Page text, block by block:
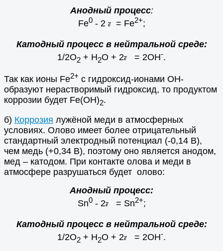
Анодный процесс:
Fe0- 2 = Fe2+;
Катодный процесс в нейтральной среде:
1/2O2 + H2O + 2 = 2OH-.
Так как ионы Fe2+ с гидроксид-ионами ОН-
образуют нерастворимый гидроксид, то продуктом
коррозии будет Fe(OH)2.
б) Коррозия лужёной меди в атмосферных
условиях. Олово имеет более отрицательный
стандартный электродный потенциал (-0,14 В),
чем медь (+0,34 В), поэтому оно является анодом,
мед – катодом. При контакте олова и меди в
атмосфере разрушаться будет олово:
Анодный процесс:
Sn0- 2 = Sn2+;
Катодный процесс в нейтральной среде:
1/2O2 + H2O + 2 = 2OH-.